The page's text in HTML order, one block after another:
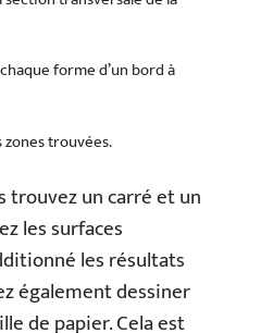
forme d’un bord à
trouvées.
trouvez un carré et un
les surfaces
les résultats
également dessiner
de papier. Cela est